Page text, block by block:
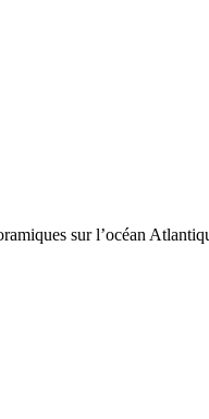
sur l’océan